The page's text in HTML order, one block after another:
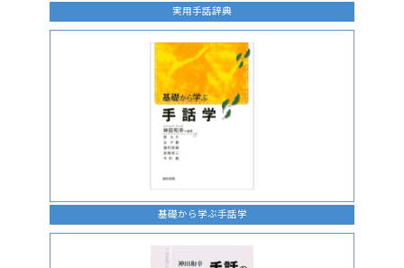
実用手話辞典
基礎から学ぶ手話学